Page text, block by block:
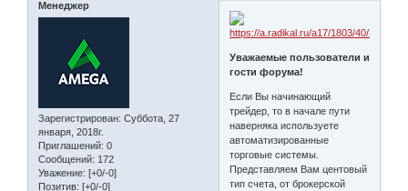
Менеджер
Зарегистрирован: Суббота, 27
января, 2018г.
Приглашений: 0
Сообщений: 172
Уважение: [+0/-0]
Позитив: [+0/-0]
Уважаемые пользователи и
гости форума!
Если Вы начинающий
трейдер, то в начале пути
наверняка используете
автоматизированные
торговые системы.
Представляем Вам центовый
тип счета, от брокерской